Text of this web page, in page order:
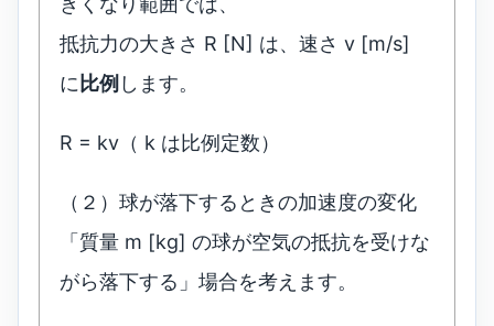
抵抗力の大きさ R [N] は、速さ v [m/s]
に 比例 します。
R = kv（ k は比例定数）
（２）球が落下するときの加速度の変化
「質量 m [kg] の球が空気の抵抗を受けな
がら落下する」場合を考えます。